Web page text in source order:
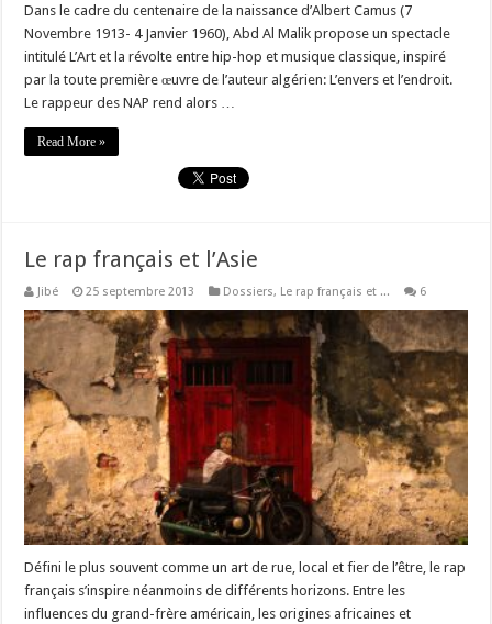
Dans le cadre du centenaire de la naissance d’Albert Camus (7
Novembre 1913- 4 Janvier 1960), Abd Al Malik propose un spectacle
intitulé L’Art et la révolte entre hip-hop et musique classique, inspiré
par la toute première œuvre de l’auteur algérien: L’envers et l’endroit.
Le rappeur des NAP rend alors …
Read More »
Le rap français et l’Asie
Jibé 25 septembre 2013 Dossiers, Le rap français et ... 6
Défini le plus souvent comme un art de rue, local et fier de l’être, le rap
français s’inspire néanmoins de différents horizons. Entre les
influences du grand-frère américain, les origines africaines et